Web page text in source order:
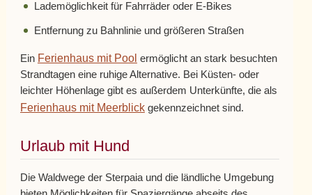
Lademöglichkeit für Fahrräder oder E-Bikes
Entfernung zu Bahnlinie und größeren Straßen
Ein Ferienhaus mit Pool ermöglicht an stark besuchten
Strandtagen eine ruhige Alternative. Bei Küsten- oder
leichter Höhenlage gibt es außerdem Unterkünfte, die als
Ferienhaus mit Meerblickgekennzeichnet sind.
Urlaub mit Hund
Die Waldwege der Sterpaia und die ländliche Umgebung